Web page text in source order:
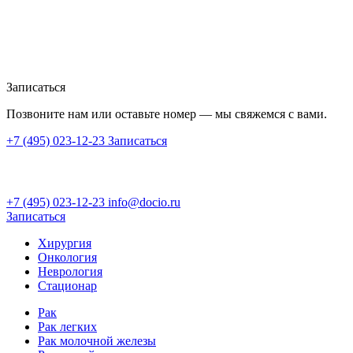
Записаться
Позвоните нам или оставьте номер — мы свяжемся с вами.
+7 (495) 023-12-23 Записаться
+7 (495) 023-12-23 info@docio.ru
Записаться
Хирургия
Онкология
Неврология
Стационар
Рак
Рак легких
Рак молочной железы